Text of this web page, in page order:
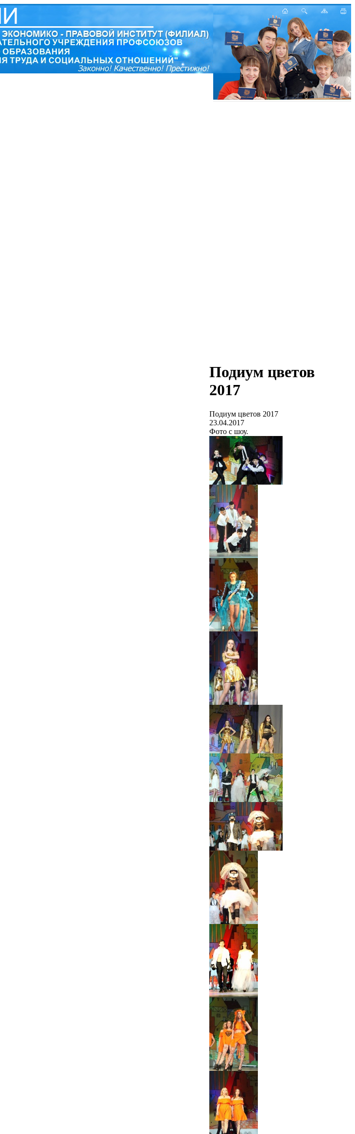
Подиум цветов
2017
Подиум цветов 2017
23.04.2017
Фото с шоу.